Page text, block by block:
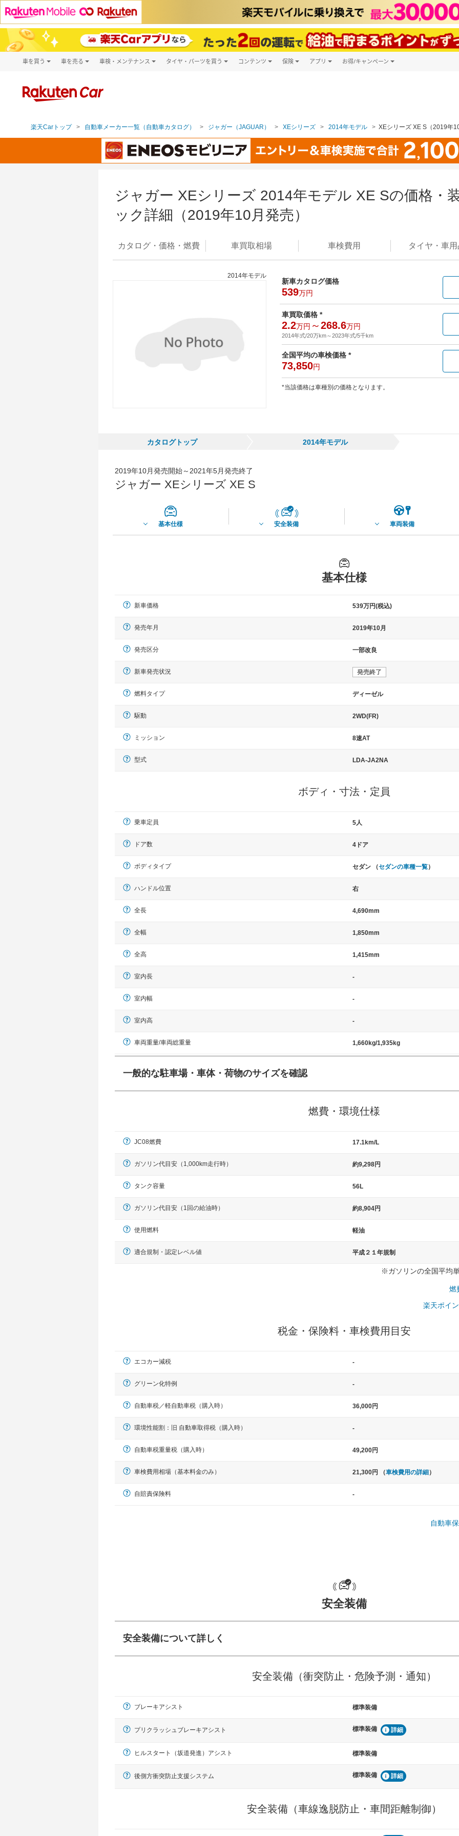
車を買う
新車
車を売る 車検・メンテナンス タイヤ・パーツを買う コンテンツ 保険 アプリ お得/キャンペーン
楽天Carトップ 自動車メーカー一覧（自動車カタログ） ジャガー（JAGUAR） XEシリーズ 2014年モデル XEシリーズ XE S（2019年
ジャガー XEシリーズ 2014年モデル XE Sの価格・
ック詳細（2019年10月発売）
カタログ・価格・燃費 車買取相場 車検費用 タイヤ・ 車用
2014年モデル
新車カタログ価格
539万円
車買取価格 *
2.2万円 ～268.6万円
2014年式/20万km～2023年式/5千km
全国平均の車検価格 *
73,850円
*当該価格は車種別の価格となります。
カタログトップ 2014年モデル
2019年10月発売開始～2021年5月発売終了
ジャガー XEシリーズ XE S
基本仕様 安全装備 車両装備
基本仕様
新車価格 539万円(税込)
発売年月 2019年10月
発売区分 一部改良
新車発売状況 発売終了
燃料タイプ ディーゼル
駆動 2WD(FR)
ミッション 8速AT
型式 LDA-JA2NA
ボディ・寸法・定員
乗車定員 5人
ドア数 4ドア
ボディタイプ セダン （セダンの車種一覧）
ハンドル位置 右
全長 4,690mm
全幅 1,850mm
全高 1,415mm
室内長 -
室内幅 -
室内高 -
車両重量/車両総重量 1,660kg/1,935kg
一般的な駐車場・車体・荷物のサイズを確認
幅 5,000mmというサイズが標準値（最低値）とされる事が多いようです。
N-BOX、ワゴンR、タント、アルト など
ノア、セレナ、プリウス、カローラ、ステ
燃費・環境仕様
JC08燃費 17.1km/L
ガソリン代目安（1,000km走行時） 約9,298円
タンク容量 56L
ガソリン代目安（1回の給油時） 約8,904円
使用燃料 軽油
適合規制・認定レベル値 平成２１年規制
※ガソリンの全国平均
燃
楽天ポイ
税金・保険料・車検費用目安
エコカー減税 -
グリーン化特例 -
自動車税／軽自動車税（購入時） 36,000円
環境性能割：旧 自動車取得税（購入時） -
自動車税重量税（購入時） 49,200円
車検費用相場（基本料金のみ） 21,300円 （車検費用の詳細 ）
自賠責保険料 -
自動車
安全装備
安全装備について詳しく
前走車や歩行者との衝突を回避するプリクラッシュブレ
ーキアシスト、ABSなどが装備されています。
見えにくい場所に潜む
テムなどが装備されて
車線逸脱防止
プアシストなどが装備されています
ブ・クルーズ・コント
運転・駐車支援
グ・アシストやサイドブラインドモニターなどが装備さ
万が一車体が衝撃を受
るSRSエアバッグシス
安全装備（衝突防止・危険予測・通知）
ブレーキアシスト 標準装備
プリクラッシュブレーキアシスト 標準装備 詳細
ヒルスタート（坂道発進）アシスト 標準装備
後側方衝突防止支援システム 標準装備 詳細
安全装備（車線逸脱防止・車間距離制御）